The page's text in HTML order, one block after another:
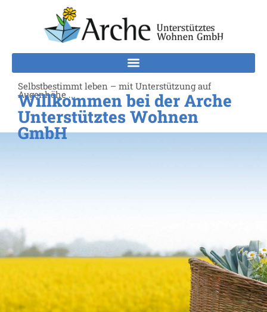
Selbstbestimmt leben – mit Unterstützung auf
Augenhöhe ...
Willkommen bei der Arche
Unterstütztes Wohnen
GmbH